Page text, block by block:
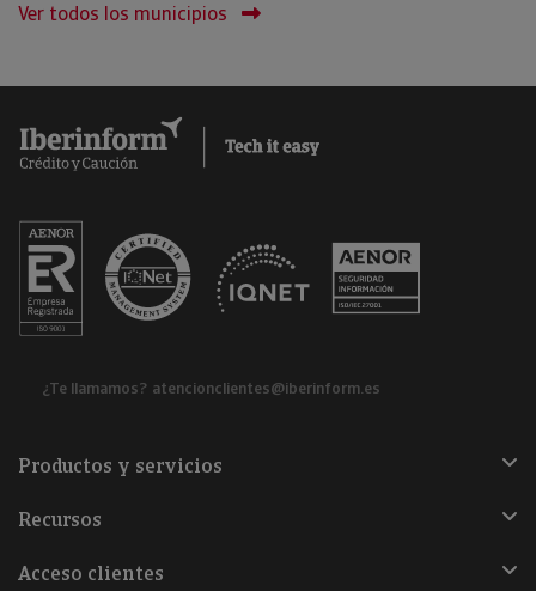
Ver todos los municipios
¿Te llamamos? atencionclientes@iberinform.es
Productos y servicios
Recursos
Acceso clientes